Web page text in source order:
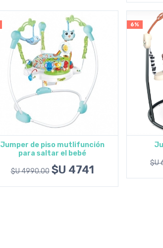
Agregar al carrito
Jumper de piso mutlifunción
para saltar el bebé
$U 4990.00 $U 4741
6%
$U